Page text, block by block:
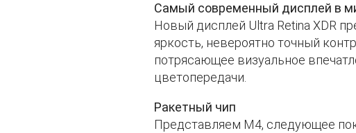
Самый современный дисплей в
Новый дисплей Ultra Retina XDR
яркость, невероятно точный
потрясающее визуальное
цветопередачи.
Ракетный чип
Представляем M4, следующее